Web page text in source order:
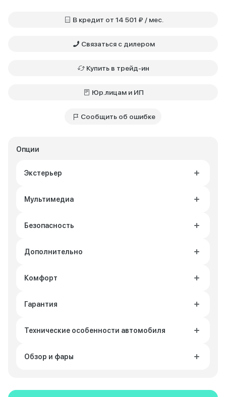
Опции
Экстерьер
Мультимедиа
Безопасность
Дополнительно
Комфорт
Гарантия
Технические особенности автомобиля
Обзор и фары
В кредит от 14 501 ₽ / мес.
Связаться с дилером
Купить в трейд-ин
Юр.лицам и ИП
Сообщить об ошибке